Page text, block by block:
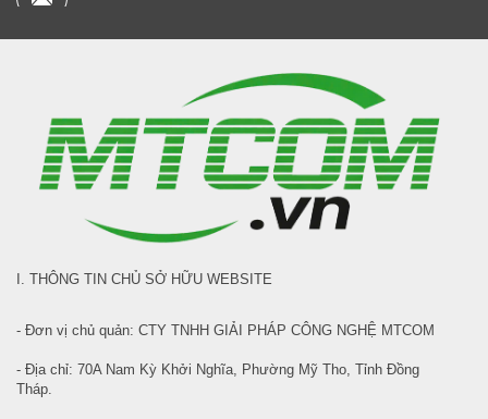
I. THÔNG TIN CHỦ SỞ HỮU WEBSITE
- Đơn vị chủ quản: CTY TNHH GIẢI PHÁP CÔNG NGHỆ MTCOM
- Địa chỉ: 70A Nam Kỳ Khởi Nghĩa, Phường Mỹ Tho, Tỉnh Đồng
Tháp.